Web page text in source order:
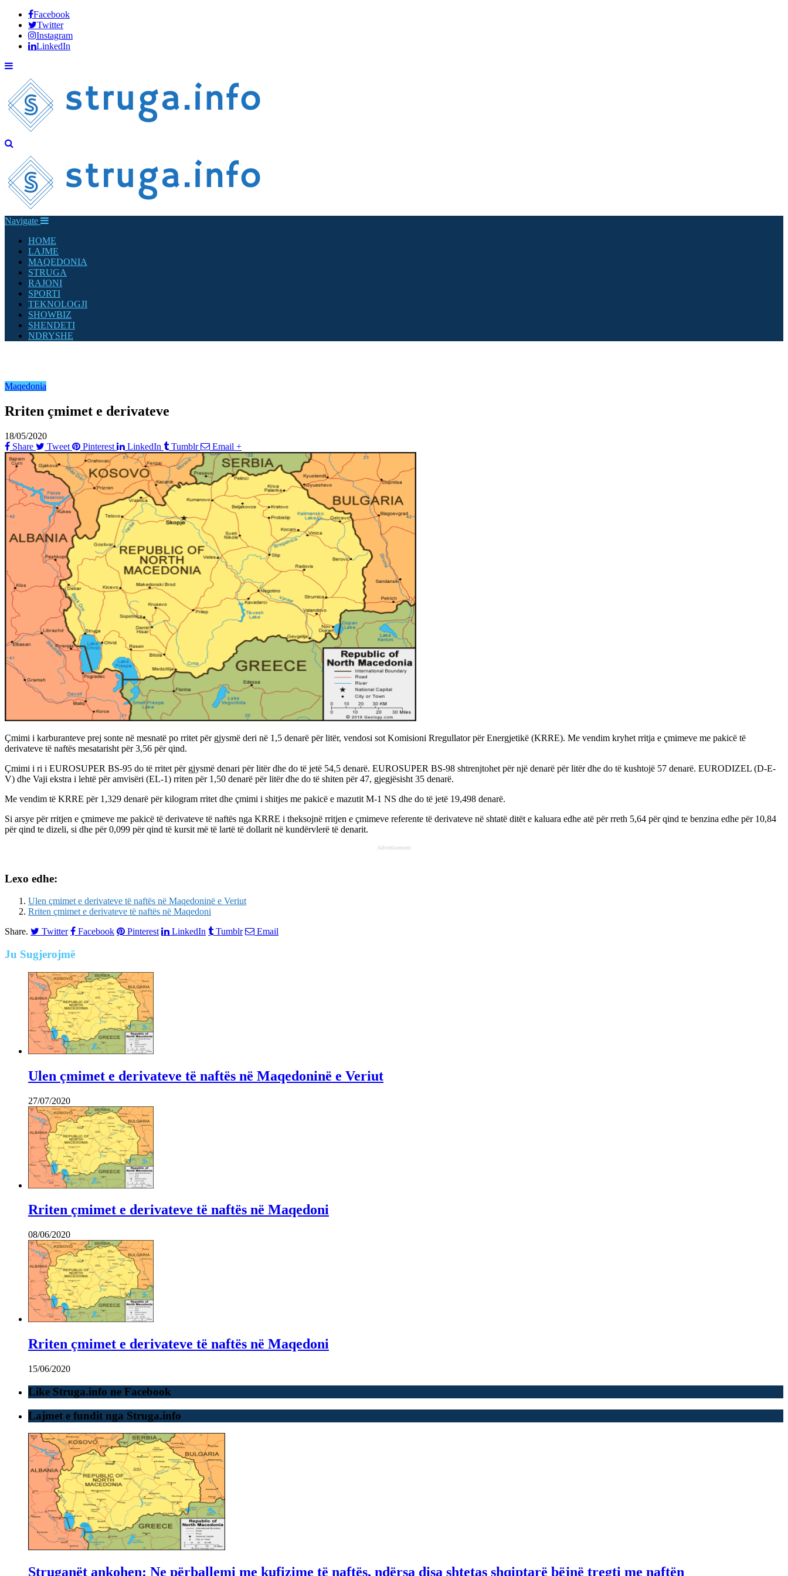
Facebook
Twitter
Instagram
LinkedIn
Navigate
HOME
LAJME
MAQEDONIA
STRUGA
RAJONI
SPORTI
TEKNOLOGJI
SHOWBIZ
SHENDETI
NDRYSHE
Maqedonia
Rriten çmimet e derivateve
18/05/2020
Share
Tweet Pinterest LinkedIn Tumblr Email +
Çmimi i karburanteve prej sonte në mesnatë po rritet për gjysmë deri në 1,5 denarë për litër, vendosi sot Komisioni Rregullator për Energjetikë (KRRE). Me vendim kryhet rritja e çmimeve me pakicë të
derivateve të naftës mesatarisht për 3,56 për qind.
Çmimi i ri i EUROSUPER BS-95 do të rritet për gjysmë denari për litër dhe do të jetë 54,5 denarë. EUROSUPER BS-98 shtrenjtohet për një denarë për litër dhe do të kushtojë 57 denarë. EURODIZEL (D-E-
V) dhe Vaji ekstra i lehtë për amvisëri (EL-1) rriten për 1,50 denarë për litër dhe do të shiten për 47, gjegjësisht 35 denarë.
Me vendim të KRRE për 1,329 denarë për kilogram rritet dhe çmimi i shitjes me pakicë e mazutit M-1 NS dhe do të jetë 19,498 denarë.
Si arsye për rritjen e çmimeve me pakicë të derivateve të naftës nga KRRE i theksojnë rritjen e çmimeve referente të derivateve në shtatë ditët e kaluara edhe atë për rreth 5,64 për qind te benzina edhe për 10,84
për qind te dizeli, si dhe për 0,099 për qind të kursit më të lartë të dollarit në kundërvlerë të denarit.
Advertisement
Lexo edhe:
Ulen çmimet e derivateve të naftës në Maqedoninë e Veriut
Rriten çmimet e derivateve të naftës në Maqedoni
Share.
Twitter Facebook Pinterest LinkedIn Tumblr Email
Ju Sugjerojmë
Ulen çmimet e derivateve të naftës në Maqedoninë e Veriut
27/07/2020
Rriten çmimet e derivateve të naftës në Maqedoni
08/06/2020
Rriten çmimet e derivateve të naftës në Maqedoni
15/06/2020
Like Struga.info ne Facebook
Lajmet e fundit nga Struga.info
Struganët ankohen: Ne përballemi me kufizime të naftës, ndërsa disa shtetas shqiptarë bëjnë tregti me naftën